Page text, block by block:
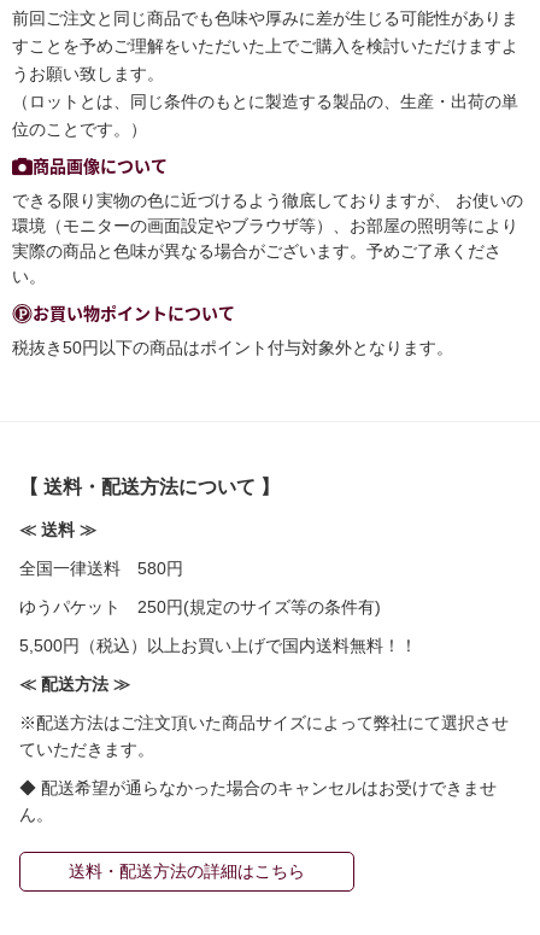
前回ご注文と同じ商品でも色味や厚みに差が生じる可能性がありま
すことを予めご理解をいただいた上でご購入を検討いただけますよ
うお願い致します。
（ロットとは、同じ条件のもとに製造する製品の、生産・出荷の単
位のことです。）
商品画像について
できる限り実物の色に近づけるよう徹底しておりますが、 お使いの
環境（モニターの画面設定やブラウザ等）、お部屋の照明等により
実際の商品と色味が異なる場合がございます。予めご了承くださ
い。
お買い物ポイントについて
税抜き50円以下の商品はポイント付与対象外となります。
【 送料・配送方法について 】
≪ 送料 ≫
全国一律送料 580円
ゆうパケット 250円(規定のサイズ等の条件有)
5,500円（税込）以上お買い上げで国内送料無料！！
≪ 配送方法 ≫
※配送方法はご注文頂いた商品サイズによって弊社にて選択させ
ていただきます。
◆ 配送希望が通らなかった場合のキャンセルはお受けできませ
ん。
送料・配送方法の詳細はこちら